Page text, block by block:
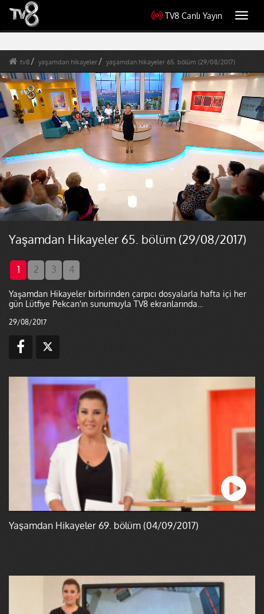
TV8 Canlı Yayın
tv8 yaşamdan hikayeler yaşamdan hikayeler 65. bölüm (29/08/2017)
Yaşamdan Hikayeler 65. bölüm (29/08/2017)
1 2 3 4
Yaşamdan Hikayeler birbirinden çarpıcı dosyalarla hafta içi her
gün Lütfiye Pekcan'ın sunumuyla TV8 ekranlarında...
29/08/2017
Yaşamdan Hikayeler 69. bölüm (04/09/2017)